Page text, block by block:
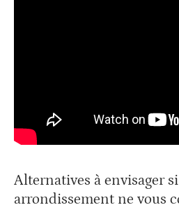
Alternatives à envisager
arrondissement ne vous